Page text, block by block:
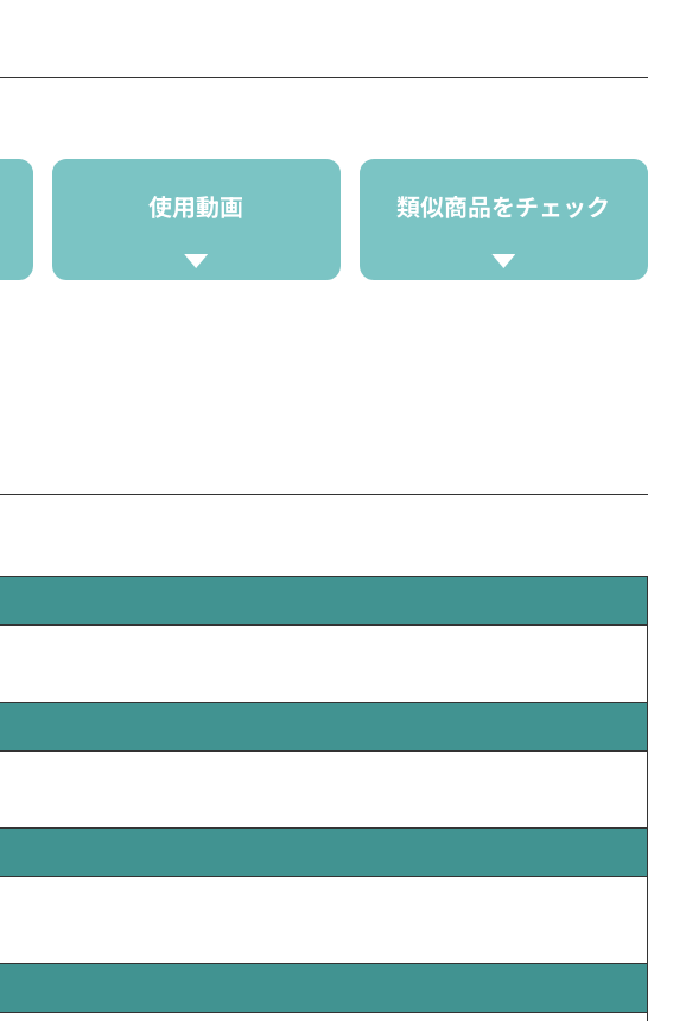
使用動画 類似商品をチェック